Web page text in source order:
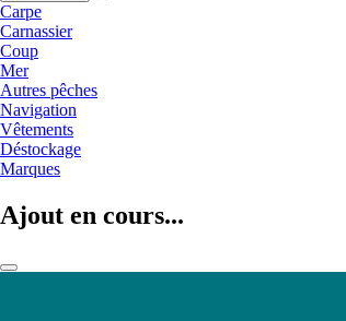
Carpe
Carnassier
Coup
Mer
Autres pêches
Navigation
Vêtements
Déstockage
Marques
Ajout en cours...